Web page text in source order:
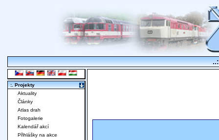
:. Projekty
Aktuality
Články
Atlas drah
Fotogalerie
Kalendář akcí
Přihlášky na akce